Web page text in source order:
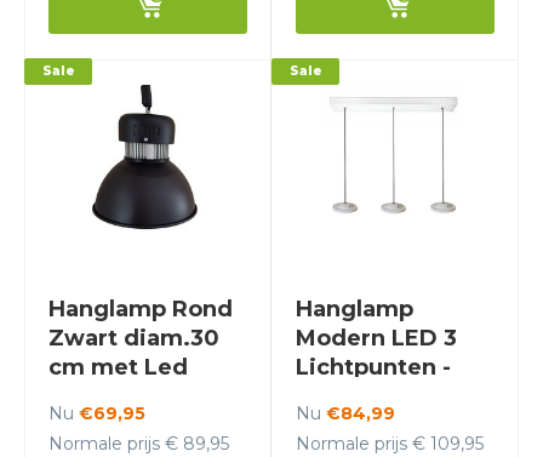
Hanglamp Rond
Zwart diam.30
cm met Led
Scaldare Bitonto
Sale
Nu €69,95
Normale prijs € 89,95
Hanglamp
Modern LED 3
Lichtpunten -
Sale
Nu €84,99
Normale prijs € 109,95